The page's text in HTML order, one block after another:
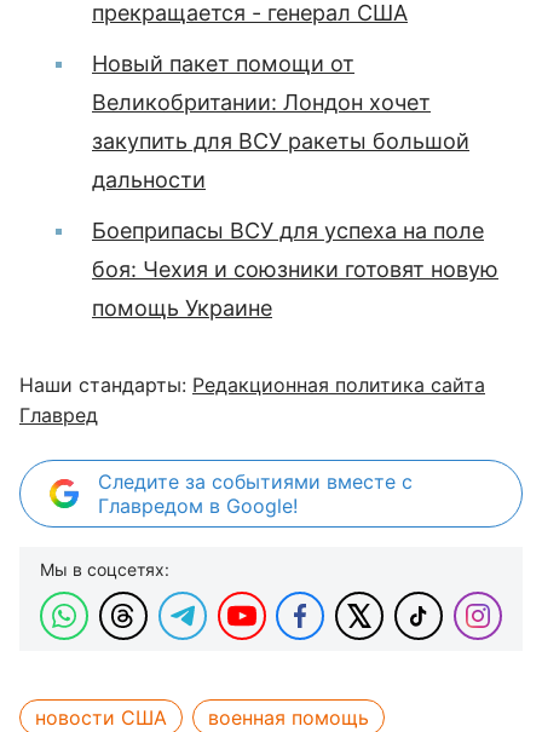
прекращается - генерал США
Новый пакет помощи от
Великобритании: Лондон хочет
закупить для ВСУ ракеты большой
дальности
Боеприпасы ВСУ для успеха на поле
боя: Чехия и союзники готовят новую
помощь Украине
Наши стандарты: Редакционная политика сайта
Главред
Следите за событиями вместе с
Главредом в Google!
Мы в соцсетях:
новости США
военная помощь